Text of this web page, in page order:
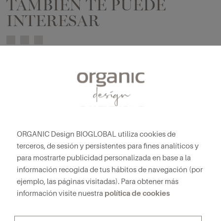
TAMBIÉN TE PUEDE
INTERESAR
CIRCLE
ORGANIC Design BIOGLOBAL utiliza cookies de
terceros, de sesión y persistentes para fines analíticos y
para mostrarte publicidad personalizada en base a la
información recogida de tus hábitos de navegación (por
ejemplo, las páginas visitadas). Para obtener más
información visite nuestra política de cookies